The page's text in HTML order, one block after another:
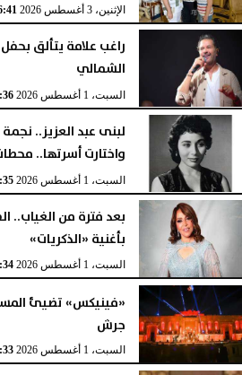
الإثنين، 3 أغسطس 2026
راغب علامة يتألق
الشمالي
السبت، 1 أغسطس 2026
لبنى عبد العزيز..
واختارت أسرتها..
السبت، 1 أغسطس 2026
بعد فترة من الغياب..
بأغنية «الذكريات»
السبت، 1 أغسطس 2026
«فينيكس» تضيئ
جرش
السبت، 1 أغسطس 2026